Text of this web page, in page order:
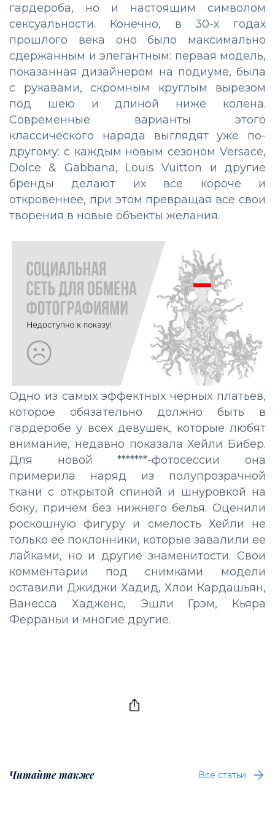
гардероба, но и настоящим символом
сексуальности. Конечно, в 30-х годах
прошлого века оно было максимально
сдержанным и элегантным: первая модель,
показанная дизайнером на подиуме, была
с рукавами, скромным круглым вырезом
под шею и длиной ниже колена.
Современные варианты этого
классического наряда выглядят уже по-
другому: с каждым новым сезоном Versace,
Dolce & Gabbana, Louis Vuitton и другие
бренды делают их все короче и
откровеннее, при этом превращая все свои
творения в новые объекты желания.
Одно из самых эффектных черных платьев,
которое обязательно должно быть в
гардеробе у всех девушек, которые любят
внимание, недавно показала Хейли Бибер.
Для новой *******-фотосессии она
примерила наряд из полупрозрачной
ткани с открытой спиной и шнуровкой на
боку, причем без нижнего белья. Оценили
роскошную фигуру и смелость Хейли не
только ее поклонники, которые завалили ее
лайками, но и другие знаменитости. Свои
комментарии под снимками модели
оставили Джиджи Хадид, Хлои Кардашьян,
Ванесса Хадженс, Эшли Грэм, Кьяра
Ферраньи и многие другие.
Читайте также Все статьи